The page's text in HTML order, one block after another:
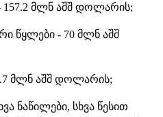
157.2 მლნ აშშ დოლარის;
წყლები - 70 მლნ აშშ
მლნ აშშ დოლარის;
ნაწილები, სხვა წესით